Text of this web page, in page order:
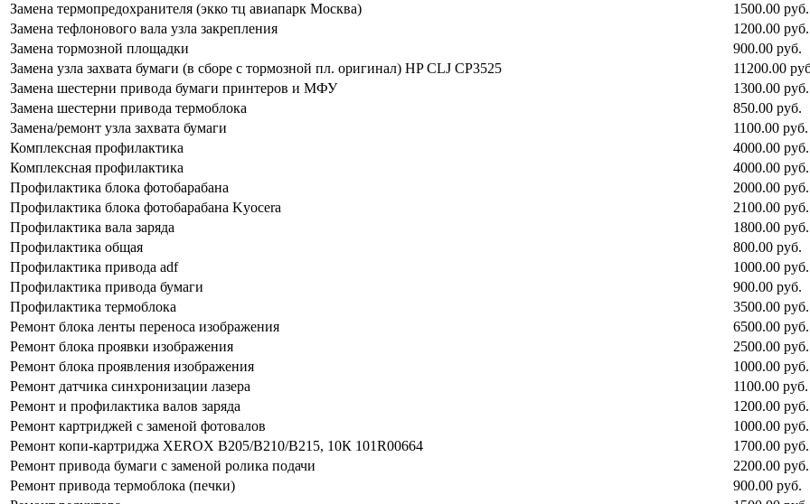
Замена термопредохранителя (экко тц авиапарк Москва)
1500.00 руб.
Замена тефлонового вала узла закрепления
1200.00 руб.
Замена тормозной площадки
900.00 руб.
Замена узла захвата бумаги (в сборе с тормозной пл. оригинал) HP CLJ CP3525
11200.00
Замена шестерни привода бумаги принтеров и МФУ
1300.00 руб.
Замена шестерни привода термоблока
850.00 руб.
Замена/ремонт узла захвата бумаги
1100.00 руб.
Комплексная профилактика
4000.00 руб.
Комплексная профилактика
4000.00 руб.
Профилактика блока фотобарабана
2000.00 руб.
Профилактика блока фотобарабана Kyocera
2100.00 руб.
Профилактика вала заряда
1800.00 руб.
Профилактика общая
800.00 руб.
Профилактика привода adf
1000.00 руб.
Профилактика привода бумаги
900.00 руб.
Профилактика термоблока
3500.00 руб.
Ремонт блока ленты переноса изображения
6500.00 руб.
Ремонт блока проявки изображения
2500.00 руб.
Ремонт блока проявления изображения
1000.00 руб.
Ремонт датчика синхронизации лазера
1100.00 руб.
Ремонт и профилактика валов заряда
1200.00 руб.
Ремонт картриджей с заменой фотовалов
1000.00 руб.
Ремонт копи-картриджа XEROX B205/B210/B215, 10К 101R00664
1700.00 руб.
Ремонт привода бумаги с заменой ролика подачи
2200.00 руб.
Ремонт привода термоблока (печки)
900.00 руб.